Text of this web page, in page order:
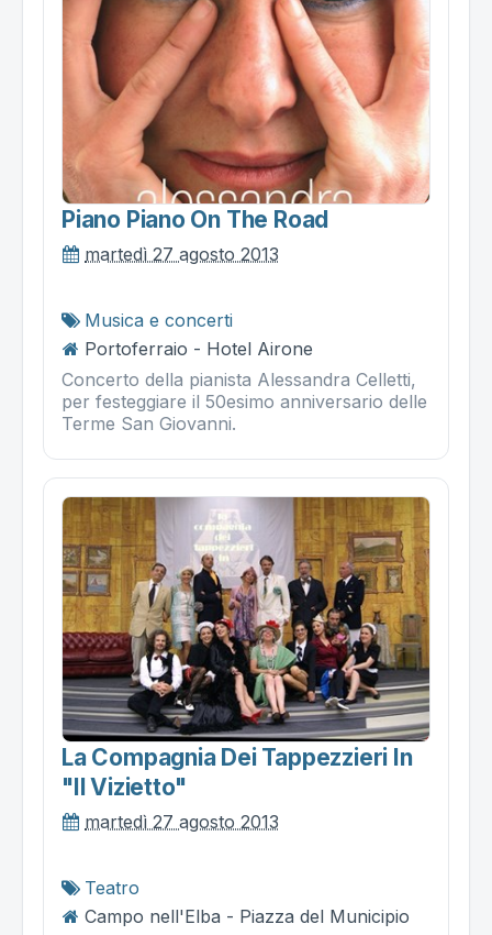
Piano Piano On The Road
martedì 27 agosto 2013
Musica e concerti
Portoferraio - Hotel Airone
Concerto della pianista Alessandra Celletti,
per festeggiare il 50esimo anniversario delle
Terme San Giovanni.
La Compagnia Dei Tappezzieri In
"il Vizietto"
martedì 27 agosto 2013
Teatro
Campo nell'Elba - Piazza del Municipio